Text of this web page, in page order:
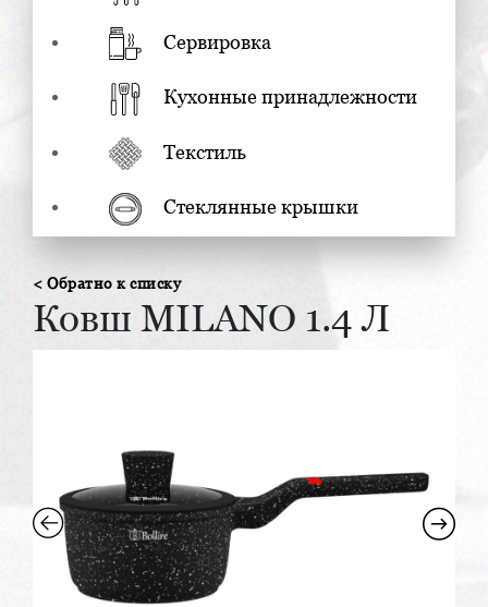
Сервировка
Кухонные принадлежности
Текстиль
Стеклянные крышки
< Обратно к списку
Ковш MILANO 1.4 Л